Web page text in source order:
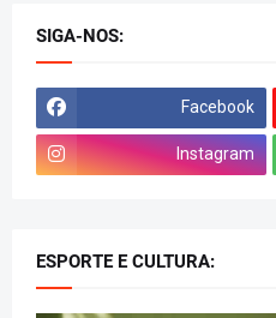
SIGA-NOS:
Facebook
Instagram
ESPORTE E CULTURA: